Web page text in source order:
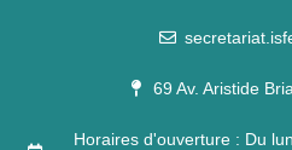
69 Av. Aristide
Horaires d'ouverture : Du